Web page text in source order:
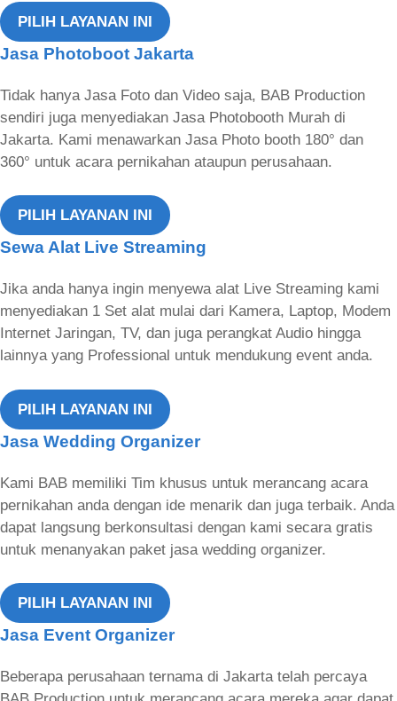
PILIH LAYANAN INI
Jasa Photoboot Jakarta
Tidak hanya Jasa Foto dan Video saja, BAB Production
sendiri juga menyediakan Jasa Photobooth Murah di
Jakarta. Kami menawarkan Jasa Photo booth 180° dan
360° untuk acara pernikahan ataupun perusahaan.
PILIH LAYANAN INI
Sewa Alat Live Streaming
Jika anda hanya ingin menyewa alat Live Streaming kami
menyediakan 1 Set alat mulai dari Kamera, Laptop, Modem
Internet Jaringan, TV, dan juga perangkat Audio hingga
lainnya yang Professional untuk mendukung event anda.
PILIH LAYANAN INI
Jasa Wedding Organizer
Kami BAB memiliki Tim khusus untuk merancang acara
pernikahan anda dengan ide menarik dan juga terbaik. Anda
dapat langsung berkonsultasi dengan kami secara gratis
untuk menanyakan paket jasa wedding organizer.
PILIH LAYANAN INI
Jasa Event Organizer
Beberapa perusahaan ternama di Jakarta telah percaya